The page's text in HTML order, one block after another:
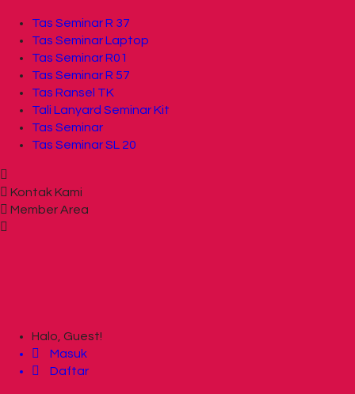
Tas Seminar R 37
Tas Seminar Laptop
Tas Seminar R01
Tas Seminar R 57
Tas Ransel TK
Tali Lanyard Seminar Kit
Tas Seminar
Tas Seminar SL 20
Kontak Kami
Member Area
Halo, Guest!
Masuk
Daftar